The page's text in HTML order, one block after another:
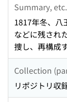
Summary, etc.
1817年冬、八
などに残され
捜し、再構成
Collection
リポジトリ収